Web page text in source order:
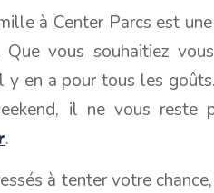
à Center Parcs est
vous souhaitiez
y en a pour tous les
il ne vous reste
.
à tenter votre